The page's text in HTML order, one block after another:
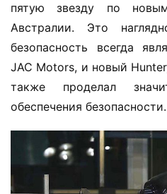
пятую звезду по
Австралии. Это
безопасность всегда
JAC Motors, и новый
также проделал
обеспечения безопасности.